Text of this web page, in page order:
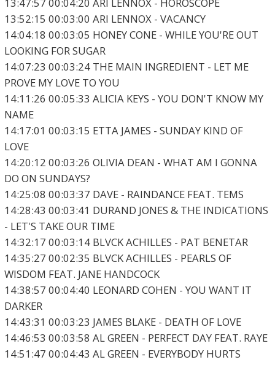
13:47:57 00:04:20 ARI LENNOX - HOROSCOPE
13:52:15 00:03:00 ARI LENNOX - VACANCY
14:04:18 00:03:05 HONEY CONE - WHILE YOU'RE OUT
LOOKING FOR SUGAR
14:07:23 00:03:24 THE MAIN INGREDIENT - LET ME
PROVE MY LOVE TO YOU
14:11:26 00:05:33 ALICIA KEYS - YOU DON'T KNOW MY
NAME
14:17:01 00:03:15 ETTA JAMES - SUNDAY KIND OF
LOVE
14:20:12 00:03:26 OLIVIA DEAN - WHAT AM I GONNA
DO ON SUNDAYS?
14:25:08 00:03:37 DAVE - RAINDANCE FEAT. TEMS
14:28:43 00:03:41 DURAND JONES & THE INDICATIONS
- LET'S TAKE OUR TIME
14:32:17 00:03:14 BLVCK ACHILLES - PAT BENETAR
14:35:27 00:02:35 BLVCK ACHILLES - PEARLS OF
WISDOM FEAT. JANE HANDCOCK
14:38:57 00:04:40 LEONARD COHEN - YOU WANT IT
DARKER
14:43:31 00:03:23 JAMES BLAKE - DEATH OF LOVE
14:46:53 00:03:58 AL GREEN - PERFECT DAY FEAT. RAYE
14:51:47 00:04:43 AL GREEN - EVERYBODY HURTS